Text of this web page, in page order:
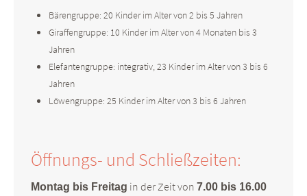
Bärengruppe: 20 Kinder im Alter von 2 bis 5 Jahren
Giraffengruppe: 10 Kinder im Alter von 4 Monaten bis 3
Jahren
Elefantengruppe: integrativ, 23 Kinder im Alter von 3 bis 6
Jahren
Löwengruppe: 25 Kinder im Alter von 3 bis 6 Jahren
Öffnungs- und Schließzeiten:
Montag bis Freitag in der Zeit von7.00 bis 16.00